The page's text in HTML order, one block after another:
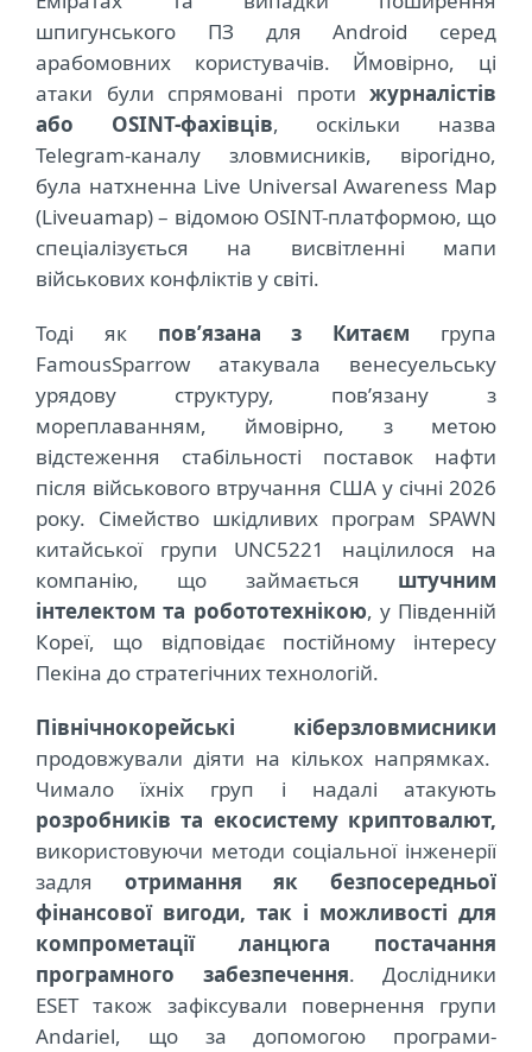
шпигунського ПЗ для Android серед
арабомовних користувачів. Ймовірно, ці
атаки були спрямовані проти журналістів
або OSINT-фахівців, оскільки назва
Telegram-каналу зловмисників, вірогідно,
була натхненна Live Universal Awareness Map
(Liveuamap) – відомою OSINT-платформою, що
спеціалізується на висвітленні мапи
військових конфліктів у світі.
Тоді якпов’язана з Китаєм група
FamousSparrow атакувала венесуельську
урядову структуру, пов’язану з
мореплаванням, ймовірно, з метою
відстеження стабільності поставок нафти
після військового втручання США у січні 2026
року. Сімейство шкідливих програм SPAWN
китайської групи UNC5221 націлилося на
компанію, що займається штучним
інтелектом та робототехнікою, у Південній
Кореї, що відповідає постійному інтересу
Пекіна до стратегічних технологій.
Північнокорейські кіберзловмисники
продовжували діяти на кількох напрямках.
Чимало їхніх груп і надалі атакують
розробників та екосистему криптовалют,
використовуючи методи соціальної інженерії
задля отримання як безпосередньої
фінансової вигоди, так і можливості для
компрометації ланцюга постачання
програмного забезпечення. Дослідники
ESET також зафіксували повернення групи
Andariel, що за допомогою програми-